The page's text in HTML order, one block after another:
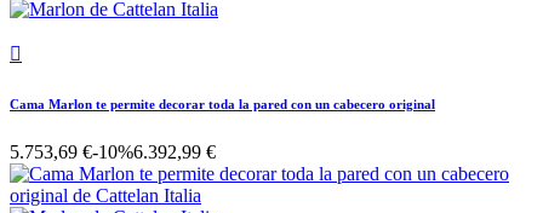

Cama Marlon te permite decorar toda la pared con un cabecero original
5.753,69 €-10%6.392,99 €